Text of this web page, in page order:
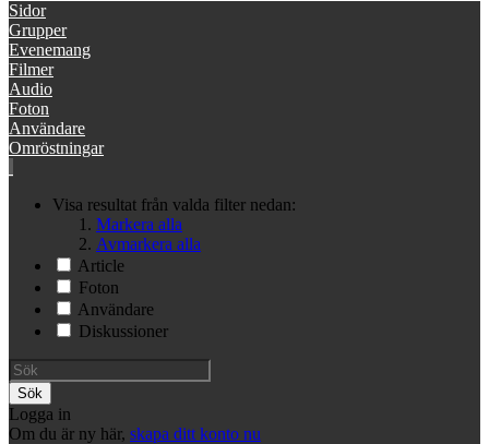
Sidor
Grupper
Evenemang
Filmer
Audio
Foton
Användare
Omröstningar
Visa resultat från valda filter nedan:
Markera alla
Avmarkera alla
Article
Foton
Användare
Diskussioner
Sök
Logga in
Om du är ny här, skapa ditt konto nu